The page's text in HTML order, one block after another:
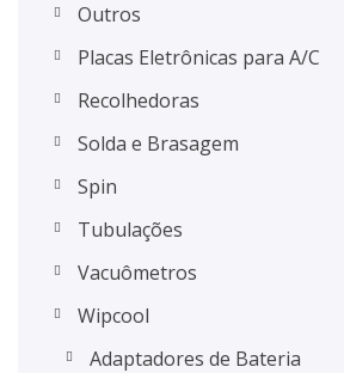
Outros
Placas Eletrônicas para A/C
Recolhedoras
Solda e Brasagem
Spin
Tubulações
Vacuômetros
Wipcool
Adaptadores de Bateria